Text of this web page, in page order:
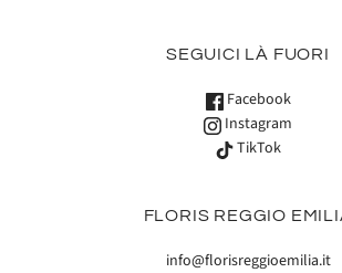
SEGUICI LÀ FUORI
Facebook
Instagram
TikTok
FLORIS REGGIO
info@florisreggioemilia.it